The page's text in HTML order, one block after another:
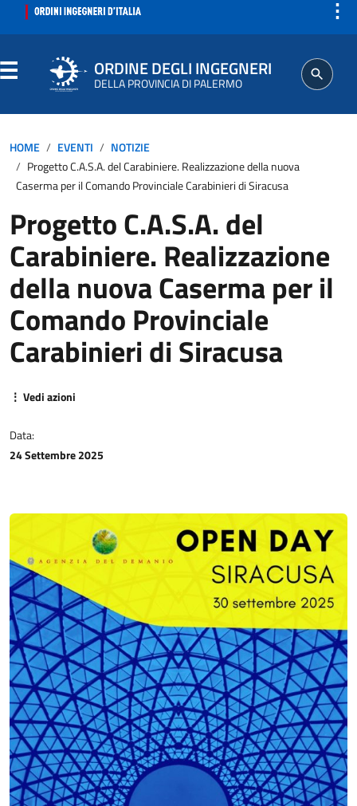
⋮
ORDINE DEGLI INGEGNERI
DELLA PROVINCIA DI PALERMO
SEGRETERIA
ISCRITTO
PROFESSIONE
AGGIORNAMENTI PROFESSIONALI
HOME EVENTI
NOTIZIE
Progetto C.A.S.A. del Carabiniere. Realizzazione della nuova
Caserma per il Comando Provinciale Carabinieri di Siracusa
Progetto C.A.S.A. del
Carabiniere. Realizzazione
della nuova Caserma per il
Comando Provinciale
Carabinieri di Siracusa
⋮ Vedi azioni
Data:
24 Settembre 2025